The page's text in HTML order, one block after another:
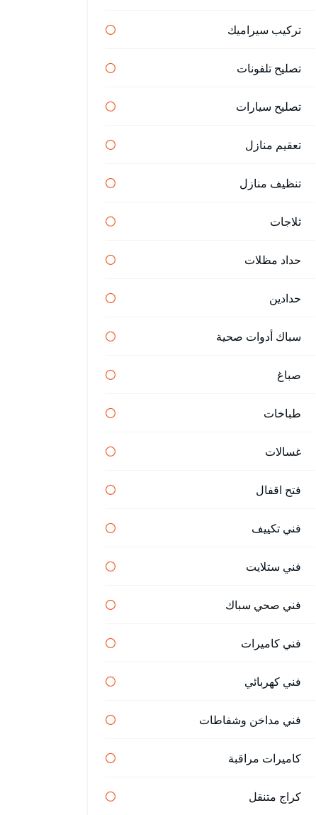
تركيب سيراميك
تصليح تلفونات
تصليح سيارات
تعقيم منازل
تنظيف منازل
ثلاجات
حداد مظلات
حدادين
سباك أدوات صحية
صباغ
طباخات
غسالات
فتح اقفال
فني تكييف
فني ستلايت
فني صحي سباك
فني كاميرات
فني كهربائي
فني مداخن وشفاطات
كاميرات مراقبة
كراج متنقل